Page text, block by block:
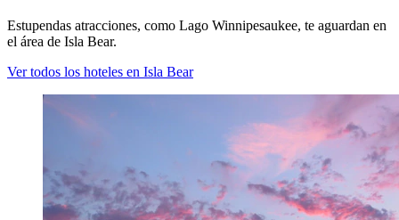
Estupendas atracciones, como Lago Winnipesaukee, te aguardan en
el área de Isla Bear.
Ver todos los hoteles en Isla Bear